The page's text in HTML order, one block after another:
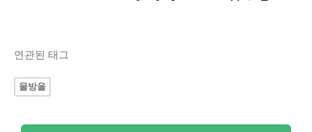
연관된 태그
물방울